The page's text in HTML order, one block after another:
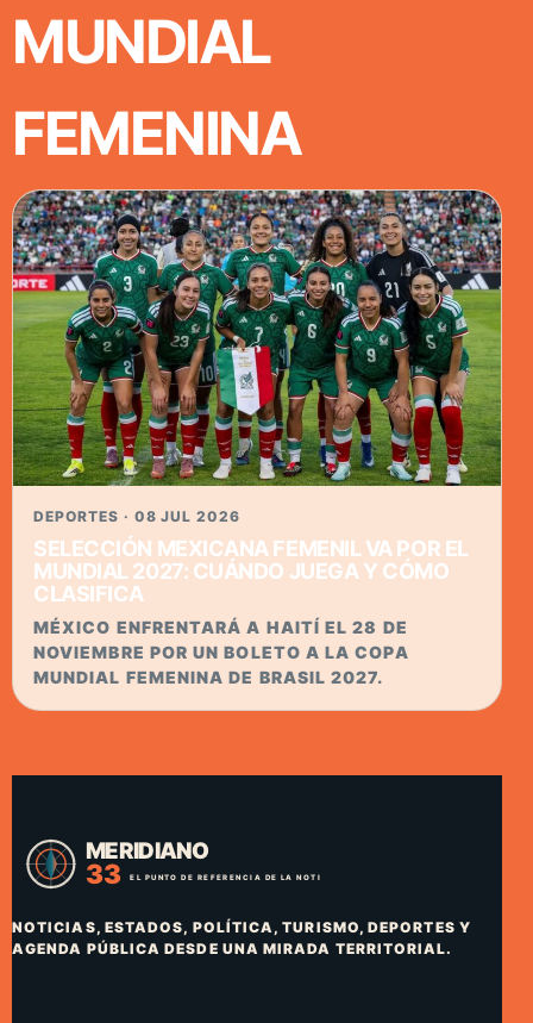
MUNDIAL
FEMENINA
DEPORTES · 08 JUL 2026
SELECCIÓN MEXICANA FEMENIL VA POR EL
MUNDIAL 2027: CUÁNDO JUEGA Y CÓMO
CLASIFICA
MÉXICO ENFRENTARÁ A HAITÍ EL 28 DE
NOVIEMBRE POR UN BOLETO A LA COPA
MUNDIAL FEMENINA DE BRASIL 2027.
NOTICIAS, ESTADOS, POLÍTICA, TURISMO, DEPORTES Y
AGENDA PÚBLICA DESDE UNA MIRADA TERRITORIAL.